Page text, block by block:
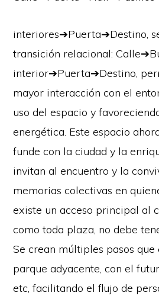
interiores➔Puerta➔Destino,
transición relacional:
interior➔Puerta➔Destino,
mayor interacción con el
uso del espacio y
energética. Este espacio
funde con la ciudad y la
invitan al encuentro y la
memorias colectivas en
existe un acceso principal al
como toda plaza, no debe
Se crean múltiples pasos que
parque adyacente, con el
etc, facilitando el flujo de